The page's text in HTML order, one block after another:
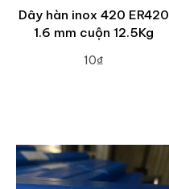
Dây hàn inox 420 ER420
1.6 mm cuộn 12.5Kg
10₫